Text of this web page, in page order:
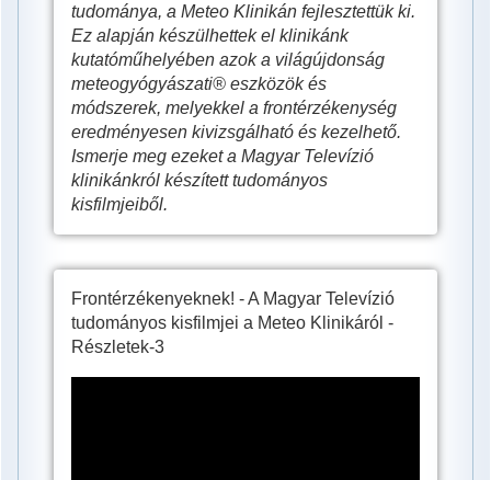
tudománya, a Meteo Klinikán fejlesztettük ki.
Ez alapján készülhettek el klinikánk
kutatóműhelyében azok a világújdonság
meteogyógyászati® eszközök és
módszerek, melyekkel a frontérzékenység
eredményesen kivizsgálható és kezelhető.
Ismerje meg ezeket a Magyar Televízió
klinikánkról készített tudományos
kisfilmjeiből.
Frontérzékenyeknek! - A Magyar Televízió
tudományos kisfilmjei a Meteo Klinikáról -
Részletek-3